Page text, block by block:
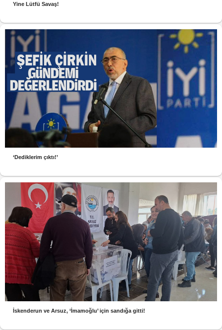
Yine Lütfü Savaş!
‘Dediklerim çıktı!’
İskenderun ve Arsuz, ‘İmamoğlu’ için sandığa gitti!